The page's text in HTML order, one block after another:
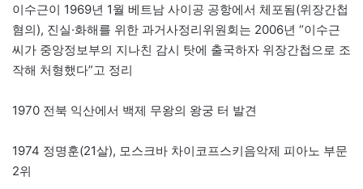
이수근이 1969년 1월 베트남 사이공 공항에서 체포됨(위장간첩
혐의), 진실·화해를 위한 과거사정리위원회는 2006년 “이수근
씨가 중앙정보부의 지나친 감시 탓에 출국하자 위장간첩으로 조
작해 처형했다”고 정리
1970 전북 익산에서 백제 무왕의 왕궁 터 발견
1974 정명훈(21살), 모스크바 차이코프스키음악제 피아노 부문
2위